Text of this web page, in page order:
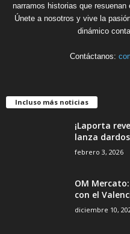
narramos historias que resuenan
Únete a nosotros y vive la
dinámico
Contáctanos:
Incluso más noticias
¡Laporta
lanza
febrero 3, 2026
OM
con el
diciembre 10,